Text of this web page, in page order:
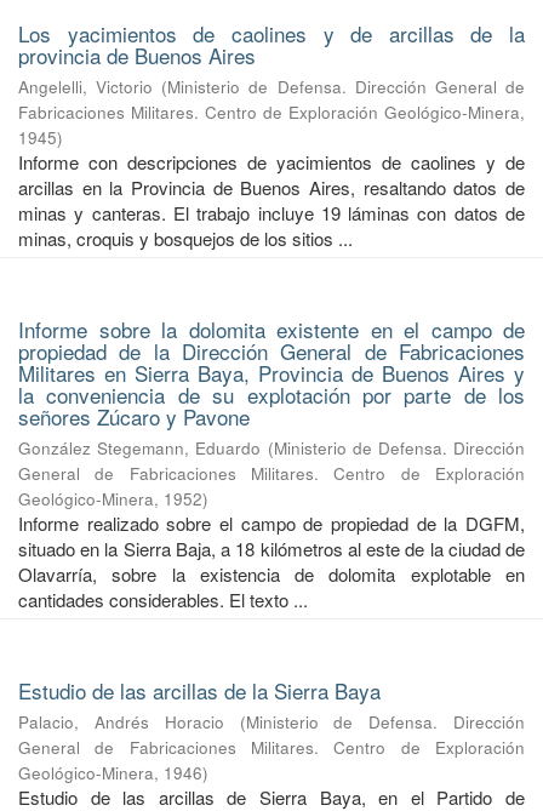
Los yacimientos de caolines y de arcillas de la
provincia de Buenos Aires
Angelelli, Victorio (Ministerio de Defensa. Dirección General de
Fabricaciones Militares. Centro de Exploración Geológico-Minera,
1945)
Informe con descripciones de yacimientos de caolines y de
arcillas en la Provincia de Buenos Aires, resaltando datos de
minas y canteras. El trabajo incluye 19 láminas con datos de
minas, croquis y bosquejos de los sitios ...
Informe sobre la dolomita existente en el campo de
propiedad de la Dirección General de Fabricaciones
Militares en Sierra Baya, Provincia de Buenos Aires y
la conveniencia de su explotación por parte de los
señores Zúcaro y Pavone
González Stegemann, Eduardo (Ministerio de Defensa. Dirección
General de Fabricaciones Militares. Centro de Exploración
Geológico-Minera, 1952)
Informe realizado sobre el campo de propiedad de la DGFM,
situado en la Sierra Baja, a 18 kilómetros al este de la ciudad de
Olavarría, sobre la existencia de dolomita explotable en
cantidades considerables. El texto ...
Estudio de las arcillas de la Sierra Baya
Palacio, Andrés Horacio (Ministerio de Defensa. Dirección
General de Fabricaciones Militares. Centro de Exploración
Geológico-Minera, 1946)
Estudio de las arcillas de Sierra Baya, en el Partido de